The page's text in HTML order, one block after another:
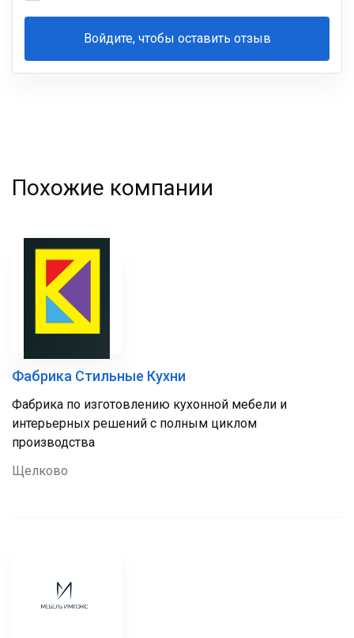
Войдите, чтобы оставить отзыв
Ваша
Похожие компании
Фабрика Стильные Кухни
Фабрика по изготовлению кухонной мебели и
интерьерных решений с полным циклом
производства
Щелково